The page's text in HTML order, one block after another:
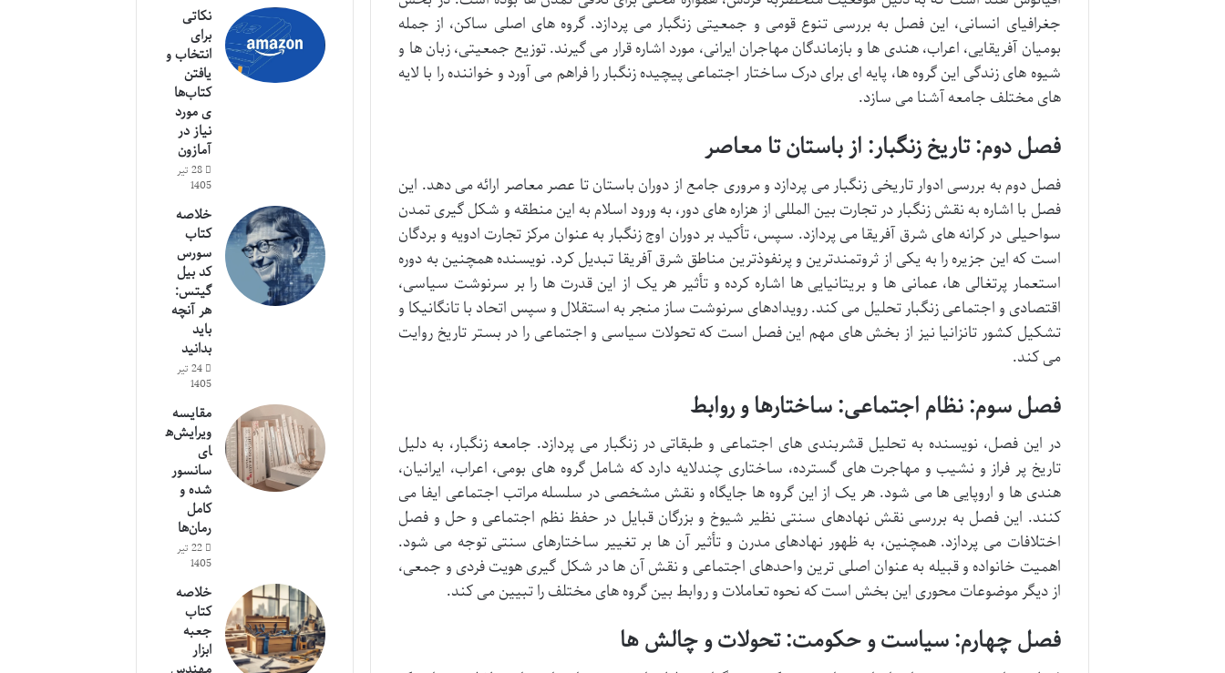
جغرافیای انسانی، این فصل به بررسی تنوع قومی و جمعیتی زنگبار می پردازد. گروه های اصلی ساکن، از جمله
بومیان آفریقایی، اعراب، هندی ها و بازماندگان مهاجران ایرانی، مورد اشاره قرار می گیرند. توزیع جمعیتی، زبان ها و
شیوه های زندگی این گروه ها، پایه ای برای درک ساختار اجتماعی پیچیده زنگبار را فراهم می آورد و خواننده را با لایه
های مختلف جامعه آشنا می سازد.
فصل دوم: تاریخ زنگبار: از باستان تا معاصر
فصل دوم به بررسی ادوار تاریخی زنگبار می پردازد و مروری جامع از دوران باستان تا عصر معاصر ارائه می دهد. این
فصل با اشاره به نقش زنگبار در تجارت بین المللی از هزاره های دور، به ورود اسلام به این منطقه و شکل گیری تمدن
سواحیلی در کرانه های شرق آفریقا می پردازد. سپس، تأکید بر دوران اوج زنگبار به عنوان مرکز تجارت ادویه و بردگان
است که این جزیره را به یکی از ثروتمندترین و پرنفوذترین مناطق شرق آفریقا تبدیل کرد. نویسنده همچنین به دوره
استعمار پرتغالی ها، عمانی ها و بریتانیایی ها اشاره کرده و تأثیر هر یک از این قدرت ها را بر سرنوشت سیاسی،
اقتصادی و اجتماعی زنگبار تحلیل می کند. رویدادهای سرنوشت ساز منجر به استقلال و سپس اتحاد با تانگانیکا و
تشکیل کشور تانزانیا نیز از بخش های مهم این فصل است که تحولات سیاسی و اجتماعی را در بستر تاریخ روایت
می کند.
فصل سوم: نظام اجتماعی: ساختارها و روابط
در این فصل، نویسنده به تحلیل قشربندی های اجتماعی و طبقاتی در زنگبار می پردازد. جامعه زنگبار، به دلیل
تاریخ پر فراز و نشیب و مهاجرت های گسترده، ساختاری چندلایه دارد که شامل گروه های بومی، اعراب، ایرانیان،
هندی ها و اروپایی ها می شود. هر یک از این گروه ها جایگاه و نقش مشخصی در سلسله مراتب اجتماعی ایفا می
کنند. این فصل به بررسی نقش نهادهای سنتی نظیر شیوخ و بزرگان قبایل در حفظ نظم اجتماعی و حل و فصل
اختلافات می پردازد. همچنین، به ظهور نهادهای مدرن و تأثیر آن ها بر تغییر ساختارهای سنتی توجه می شود.
اهمیت خانواده و قبیله به عنوان اصلی ترین واحدهای اجتماعی و نقش آن ها در شکل گیری هویت فردی و جمعی،
از دیگر موضوعات محوری این بخش است که نحوه تعاملات و روابط بین گروه های مختلف را تبیین می کند.
فصل چهارم: سیاست و حکومت: تحولات و چالش ها
نکاتی
برای
انتخاب و
یافتن
کتاب‌ها
ی مورد
نیاز در
آمازون
28 تیر
1405
خلاصه
کتاب
سورس
کد بیل
گیتس:
هر آنچه
باید
بدانید
24 تیر
1405
مقایسه
ویرایش‌ه
ای
سانسور
شده و
کامل
رمان‌ها
22 تیر
1405
خلاصه
کتاب
جعبه
ابزار